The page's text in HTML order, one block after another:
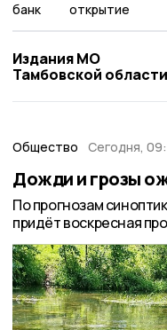
банк открытие
Издания МО
Тамбовской области
Общество Сегодня,
Дожди и грозы
По прогнозам
придёт воскресная